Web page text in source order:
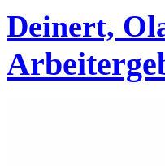
Deinert,